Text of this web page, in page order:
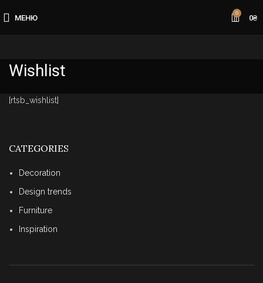
МЕНЮ
0
0₴
Wishlist
[rtsb_wishlist]
CATEGORIES
Decoration
Design trends
Furniture
Inspiration